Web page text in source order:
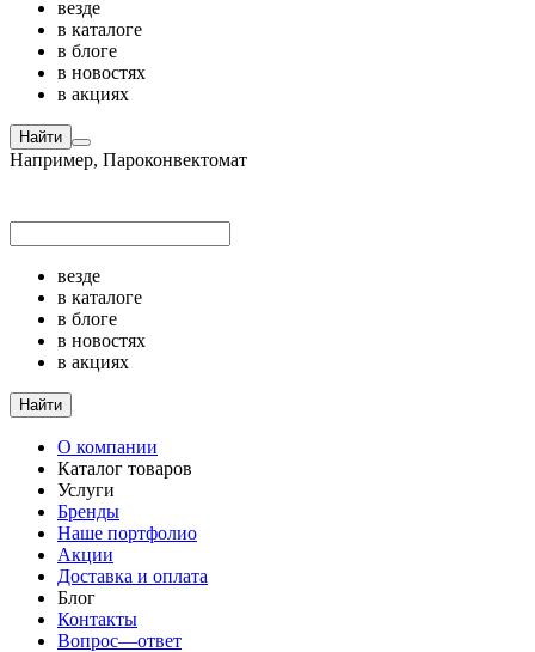
везде
в каталоге
в блоге
в новостях
в акциях
Найти
Например, Пароконвектомат
везде
в каталоге
в блоге
в новостях
в акциях
Найти
О компании
Каталог товаров
Услуги
Бренды
Наше портфолио
Акции
Доставка и оплата
Блог
Контакты
Вопрос—ответ